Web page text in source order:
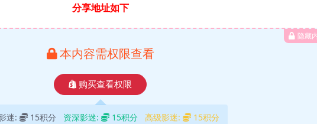
分享地址如下
隐藏
本内容需权限查看
购买查看权限
迷: 15积分 资深影迷: 15积分 高级影迷: 15积分